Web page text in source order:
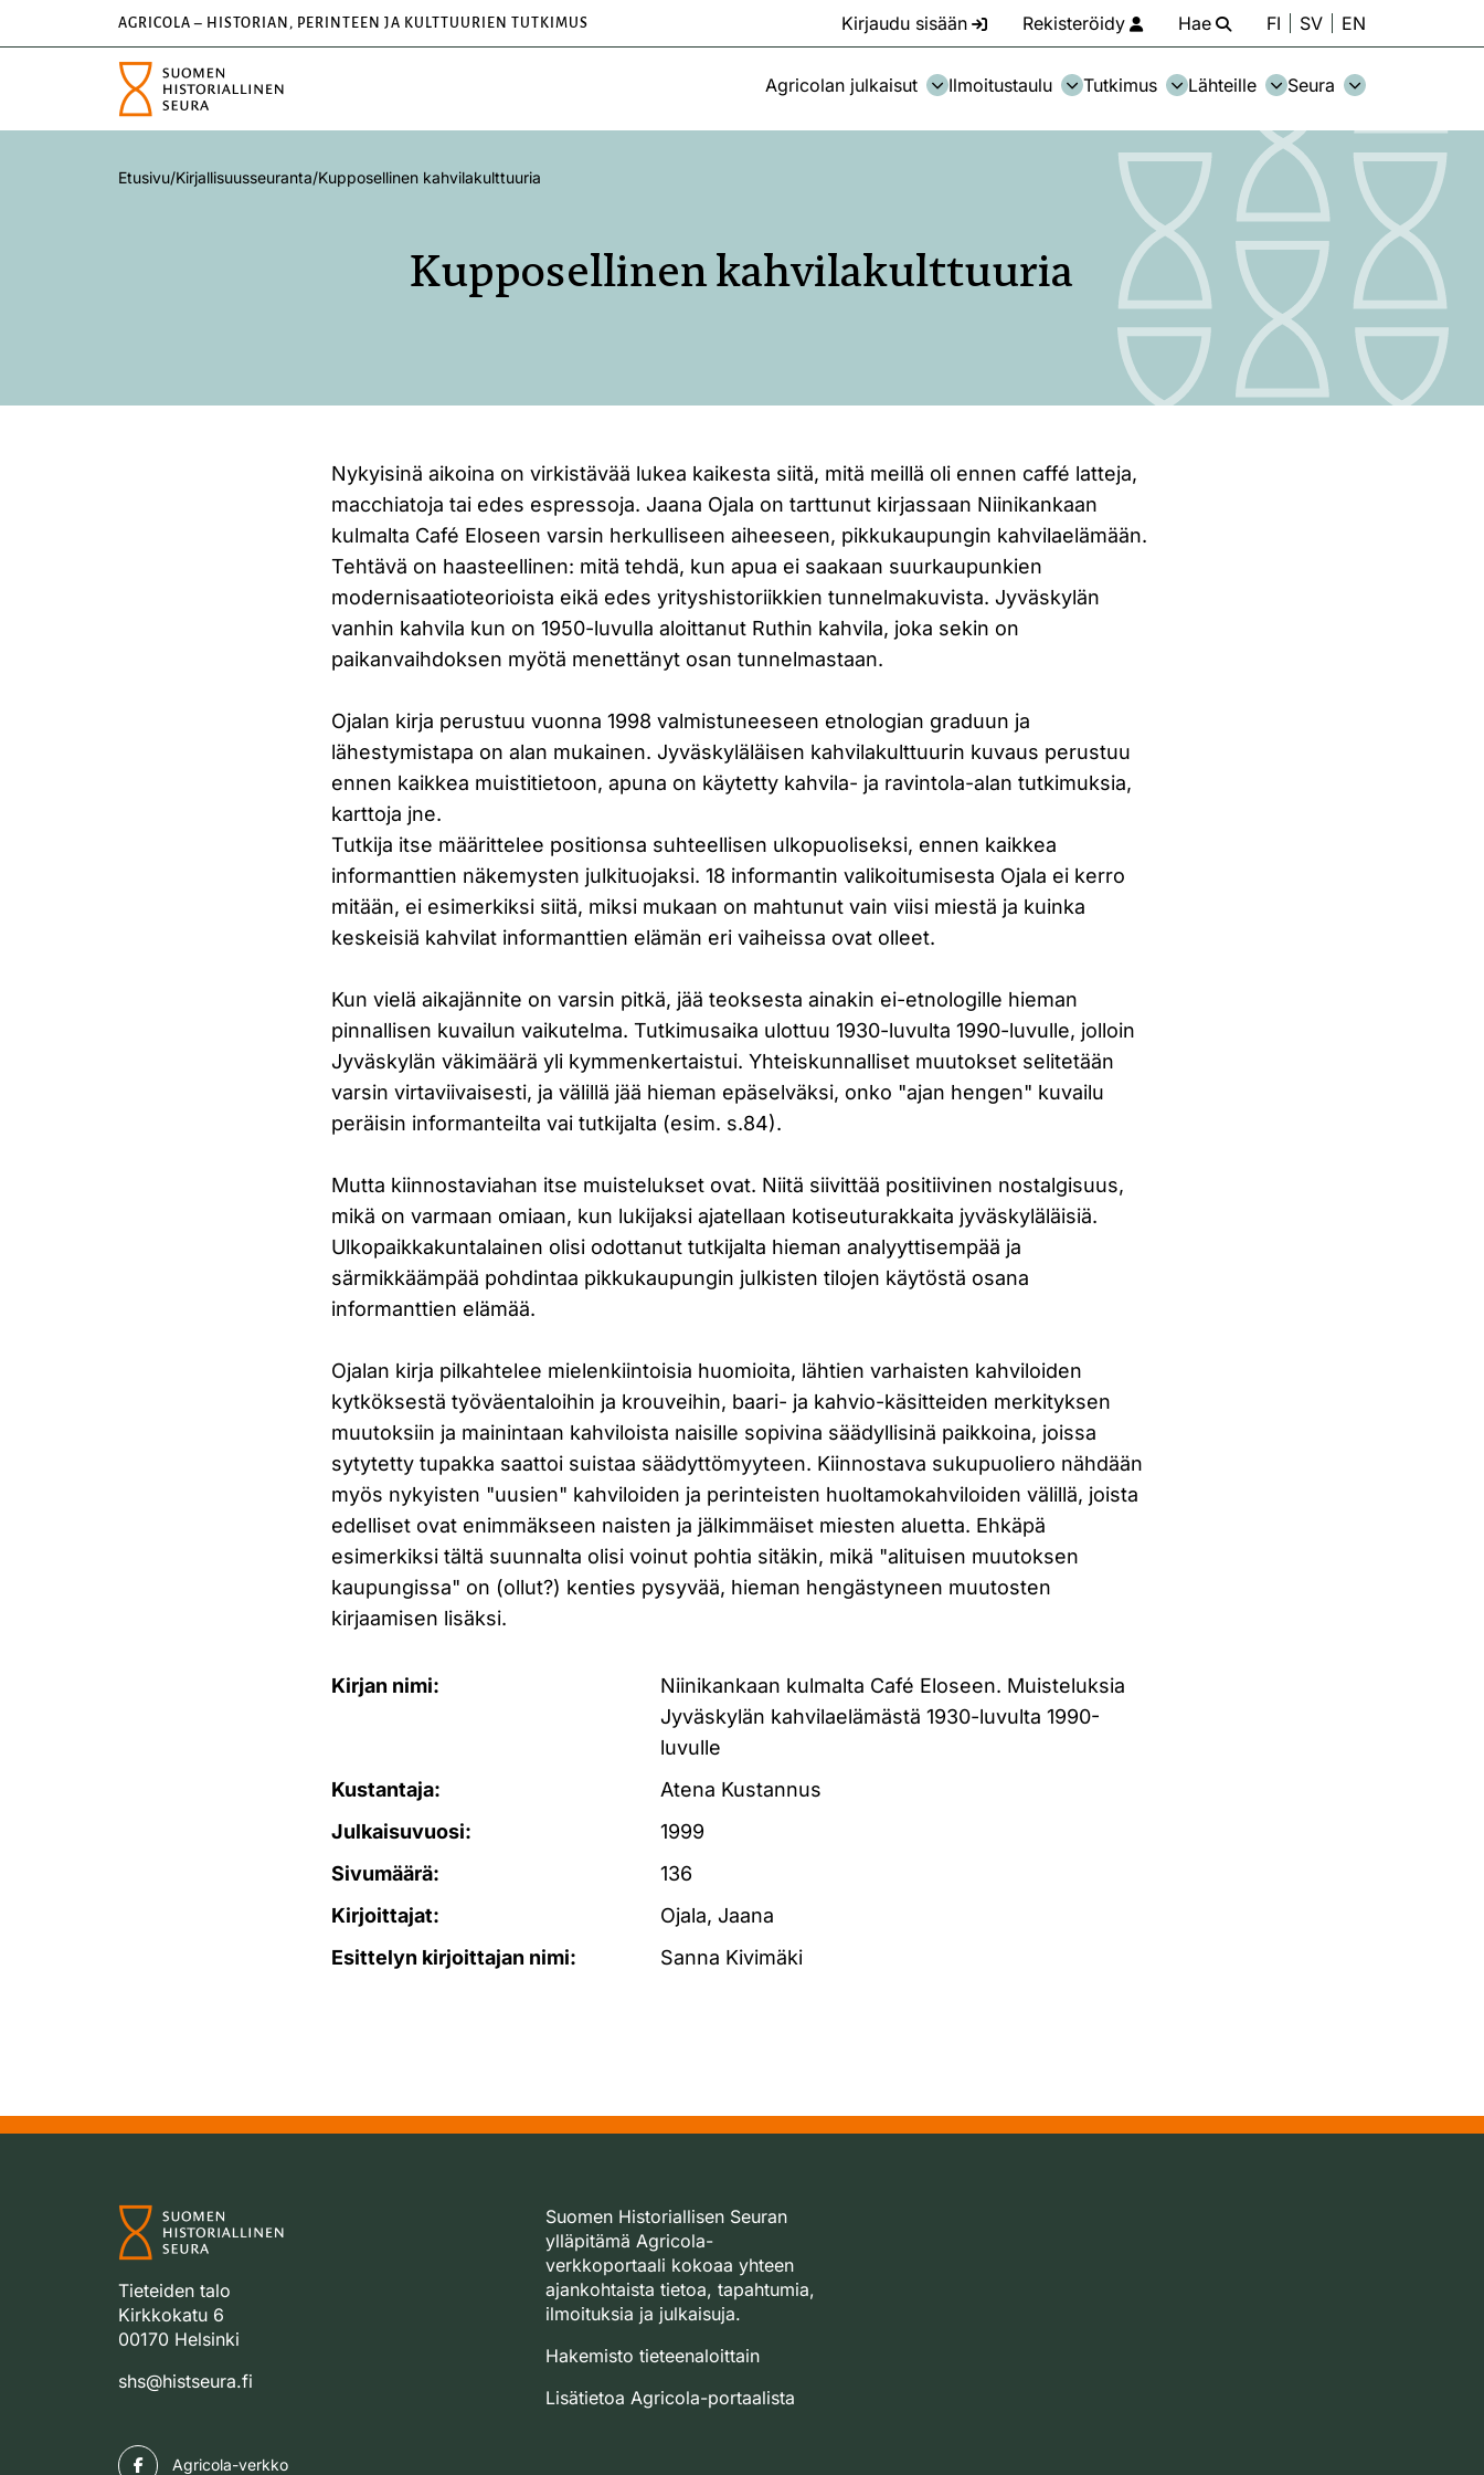
AGRICOLA – HISTORIAN, PERINTEEN JA KULTTUURIEN TUTKIMUS Kirjaudu sisään Rekisteröidy Hae FI SV EN
Agricolan julkaisut Ilmoitustaulu Tutkimus Lähteille Seura
Etusivu/Kirjallisuusseuranta/Kupposellinen kahvilakulttuuria
Kupposellinen kahvilakulttuuria
Nykyisinä aikoina on virkistävää lukea kaikesta siitä, mitä meillä oli ennen caffé latteja,
macchiatoja tai edes espressoja. Jaana Ojala on tarttunut kirjassaan Niinikankaan
kulmalta Café Eloseen varsin herkulliseen aiheeseen, pikkukaupungin kahvilaelämään.
Tehtävä on haasteellinen: mitä tehdä, kun apua ei saakaan suurkaupunkien
modernisaatioteorioista eikä edes yrityshistoriikkien tunnelmakuvista. Jyväskylän
vanhin kahvila kun on 1950-luvulla aloittanut Ruthin kahvila, joka sekin on
paikanvaihdoksen myötä menettänyt osan tunnelmastaan.
Ojalan kirja perustuu vuonna 1998 valmistuneeseen etnologian graduun ja
lähestymistapa on alan mukainen. Jyväskyläläisen kahvilakulttuurin kuvaus perustuu
ennen kaikkea muistitietoon, apuna on käytetty kahvila- ja ravintola-alan tutkimuksia,
karttoja jne.
Tutkija itse määrittelee positionsa suhteellisen ulkopuoliseksi, ennen kaikkea
informanttien näkemysten julkituojaksi. 18 informantin valikoitumisesta Ojala ei kerro
mitään, ei esimerkiksi siitä, miksi mukaan on mahtunut vain viisi miestä ja kuinka
keskeisiä kahvilat informanttien elämän eri vaiheissa ovat olleet.
Kun vielä aikajännite on varsin pitkä, jää teoksesta ainakin ei-etnologille hieman
pinnallisen kuvailun vaikutelma. Tutkimusaika ulottuu 1930-luvulta 1990-luvulle, jolloin
Jyväskylän väkimäärä yli kymmenkertaistui. Yhteiskunnalliset muutokset selitetään
varsin virtaviivaisesti, ja välillä jää hieman epäselväksi, onko "ajan hengen" kuvailu
peräisin informanteilta vai tutkijalta (esim. s.84).
Mutta kiinnostaviahan itse muistelukset ovat. Niitä siivittää positiivinen nostalgisuus,
mikä on varmaan omiaan, kun lukijaksi ajatellaan kotiseuturakkaita jyväskyläläisiä.
Ulkopaikkakuntalainen olisi odottanut tutkijalta hieman analyyttisempää ja
särmikkäämpää pohdintaa pikkukaupungin julkisten tilojen käytöstä osana
informanttien elämää.
Ojalan kirja pilkahtelee mielenkiintoisia huomioita, lähtien varhaisten kahviloiden
kytköksestä työväentaloihin ja krouveihin, baari- ja kahvio-käsitteiden merkityksen
muutoksiin ja mainintaan kahviloista naisille sopivina säädyllisinä paikkoina, joissa
sytytetty tupakka saattoi suistaa säädyttömyyteen. Kiinnostava sukupuoliero nähdään
myös nykyisten "uusien" kahviloiden ja perinteisten huoltamokahviloiden välillä, joista
edelliset ovat enimmäkseen naisten ja jälkimmäiset miesten aluetta. Ehkäpä
esimerkiksi tältä suunnalta olisi voinut pohtia sitäkin, mikä "alituisen muutoksen
kaupungissa" on (ollut?) kenties pysyvää, hieman hengästyneen muutosten
kirjaamisen lisäksi.
Kirjan nimi:
Niinikankaan kulmalta Café Eloseen. Muisteluksia
Jyväskylän kahvilaelämästä 1930-luvulta 1990-
luvulle
Kustantaja:
Atena Kustannus
Julkaisuvuosi:
1999
Sivumäärä:
136
Kirjoittajat:
Ojala, Jaana
Esittelyn kirjoittajan nimi:
Sanna Kivimäki
Tieteiden talo
Kirkkokatu 6
00170 Helsinki
shs@histseura.fi
Suomen Historiallisen Seuran
ylläpitämä Agricola-
verkkoportaali kokoaa yhteen
ajankohtaista tietoa, tapahtumia,
ilmoituksia ja julkaisuja.
Hakemisto tieteenaloittain
Lisätietoa Agricola-portaalista
Agricola-verkko